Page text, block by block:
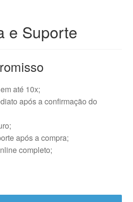
e Suporte
até 10x;
após a confirmação do
após a compra;
completo;